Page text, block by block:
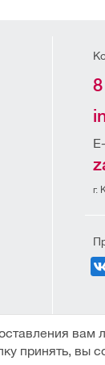
г.
вам
принять, вы